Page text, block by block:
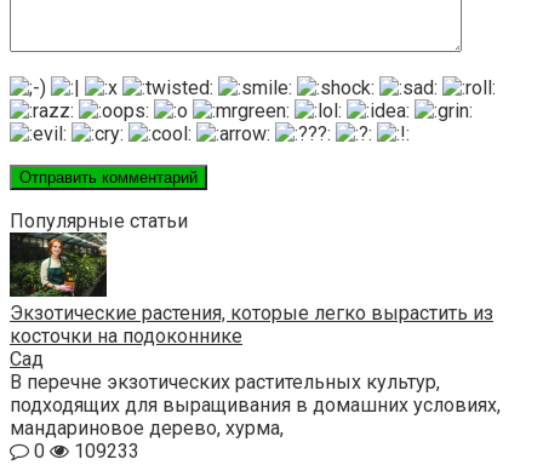
Популярные статьи
Экзотические растения, которые легко вырастить из
косточки на подоконнике
Сад
В перечне экзотических растительных культур,
подходящих для выращивания в домашних условиях,
мандариновое дерево, хурма,
0
109233